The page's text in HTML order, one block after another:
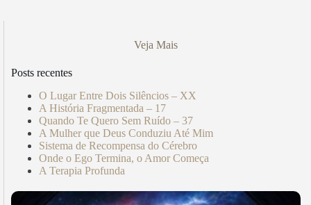
Veja Mais
Posts recentes
O Lugar Entre Dois Silêncios – XX
A História Fragmentada – 17
Quando Te Quero Sem Ruído – 37
A Mulher que Deus Conduziu Até Mim
Sistema de Recompensa do Cérebro
Onde o Ego Termina, o Amor Começa
A Terapia Profunda